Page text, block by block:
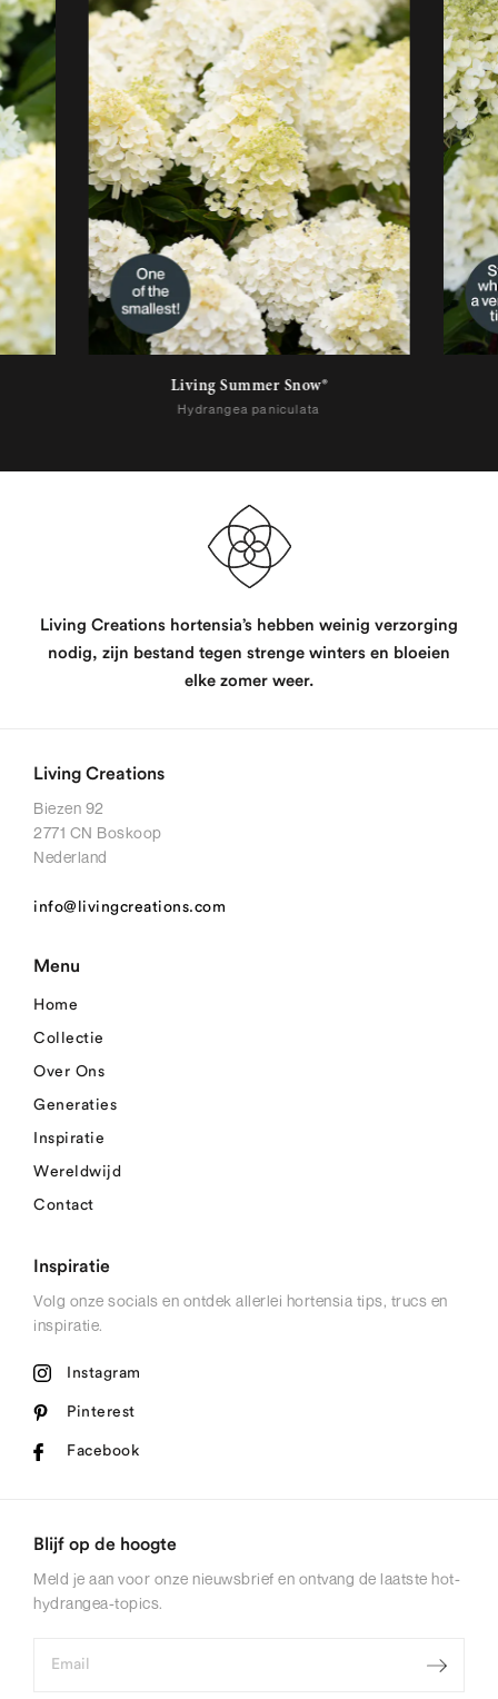
Living Summer Snow®
Hydrangea paniculata
Living Creations hortensia’s hebben weinig verzorging
nodig, zijn bestand tegen strenge winters en bloeien
elke zomer weer.
Living Creations
Biezen 92
2771 CN Boskoop
Nederland
info@livingcreations.com
Menu
Home
Collectie
Over Ons
Generaties
Inspiratie
Wereldwijd
Contact
Inspiratie
Volg onze socials en ontdek allerlei hortensia tips, trucs en
inspiratie.
Instagram
Pinterest
Facebook
Blijf op de hoogte
Meld je aan voor onze nieuwsbrief en ontvang de laatste hot-
hydrangea-topics.